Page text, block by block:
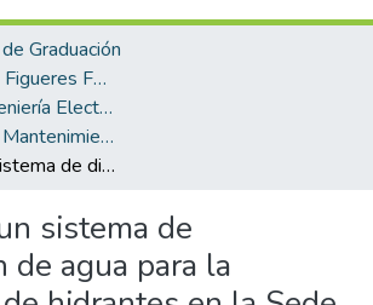
Graduación
Biblioteca José Figueres Ferrer
Escuela de Ingeniería Electromecánica
Licenciatura en Mantenimiento Industrial
Diseño de un sistema de distribución de agua para la instalación de hidrantes en la Sede Central del Instituto Tecnológico de Costa Rica
sistema de
de agua para la